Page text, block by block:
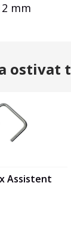
mm
ostivat
Assistent